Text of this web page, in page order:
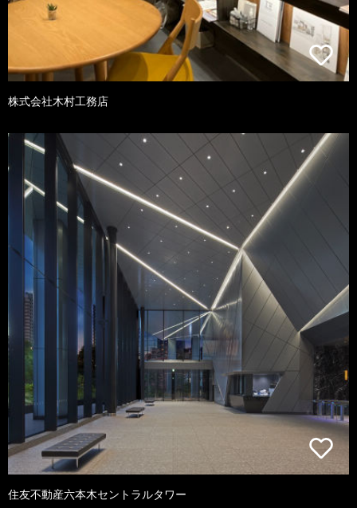
株式会社木村工務店
住友不動産六本木セントラルタワー